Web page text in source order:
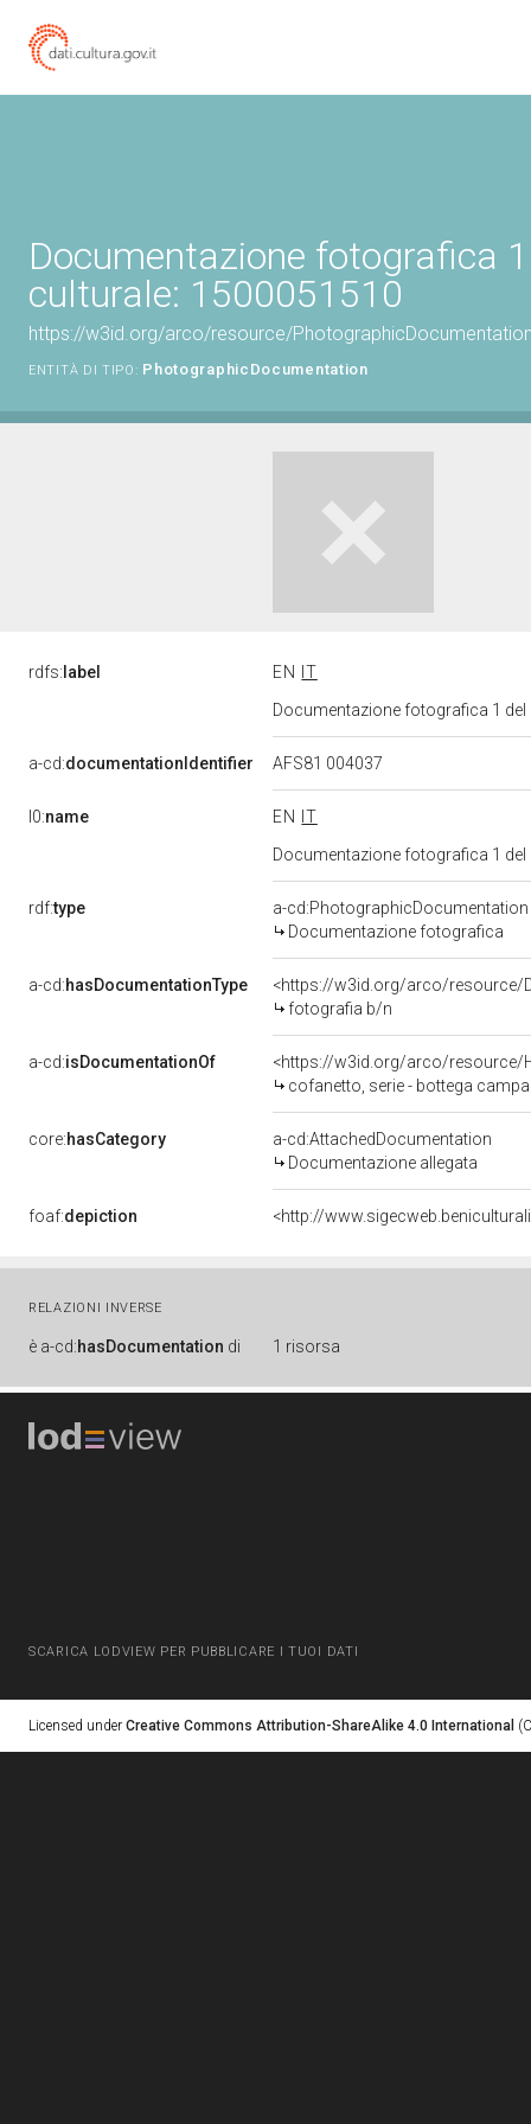
Documentazione fotografica
culturale: 1500051510
https://w3id.org/arco/resource/
ENTITÀ DI TIPO: PhotographicDocumentation
rdfs: label EN
IT
Documentazione fotografica 1
a-cd:documentationIdentifier AFS81 004037
l0:name EN
IT
Documentazione fotografica 1
rdf:type
a-cd:PhotographicDocumentation
Documentazione fotografica
a-cd:hasDocumentationType
<https://w3id.org/arco/resource/
fotografia b/n
a-cd:isDocumentationOf
<https://w3id.org/arco/resource/
cofanetto, serie - bottega
core:hasCategory
a-cd:AttachedDocumentation
Documentazione allegata
foaf:depiction <http://
RELAZIONI INVERSE
è a-cd:hasDocumentation di 1 risorsa
SCARICA LODVIEW PER PUBBLICARE I TUOI DATI
Licensed under Creative Commons Attribution-ShareAlike 4.0 International